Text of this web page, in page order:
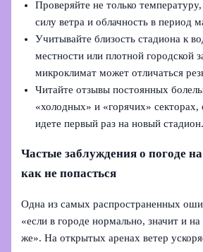
Проверяйте не только
силу ветра и облачность в период
Учитывайте близость стадиона к
местности или плотной городской
микроклимат может отличаться
Читайте отзывы постоянных
«холодных» и «горячих» секторах,
идете первый раз на новый стадион.
Частые заблуждения о погоде
как не попасться
Одна из самых распространенных
«если в городе нормально, значит и на
же». На открытых аренах ветер